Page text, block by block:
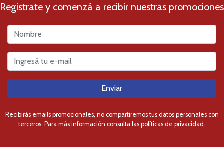
Registrate y comenzá a recibir nuestras promociones
Enviar
Recibirás emails promocionales, no compartiremos tus datos personales con
terceros. Para más información consulta las políticas de privacidad.